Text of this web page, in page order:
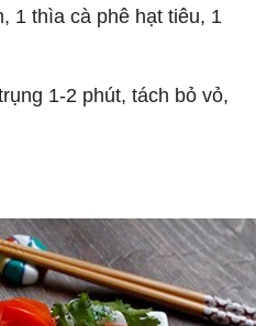
1 thìa cà phê hạt tiêu, 1
1-2 phút, tách bỏ vỏ,